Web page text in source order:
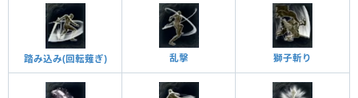
踏み込み(回転薙ぎ) 乱擊 獅子斬り